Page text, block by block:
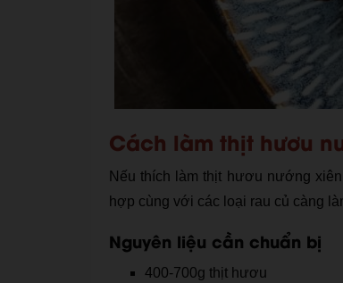
Cách làm thịt hươu
Nếu thích làm thịt hươu nướng
hợp cùng với các loại rau củ càng
Nguyên liệu cần chuẩn bị
400-700g thịt hươu